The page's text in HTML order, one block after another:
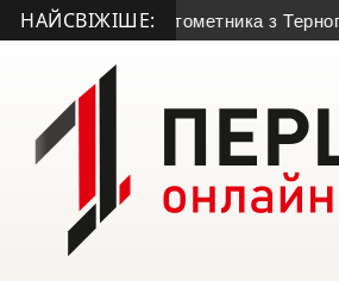
НАЙСВІЖІШЕ:
гранатометника з